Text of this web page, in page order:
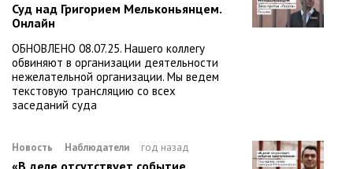
Суд над Григорием Мельконьянцем.
Онлайн
ОБНОВЛЕНО 08.07.25. Нашего коллегу
обвиняют в организации деятельности
нежелательной организации. Мы ведем
текстовую трансляцию со всех
заседаний суда
Новость Наблюдатели год назад